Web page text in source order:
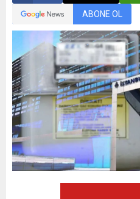
ABONE OL